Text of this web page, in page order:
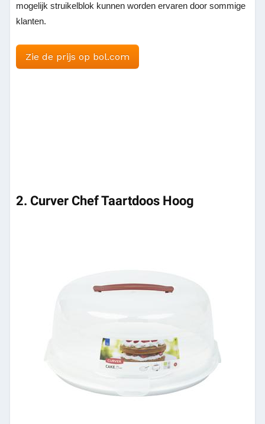
mogelijk struikelblok kunnen worden ervaren door sommige
klanten.
Zie de prijs op bol.com
2. Curver Chef Taartdoos Hoog